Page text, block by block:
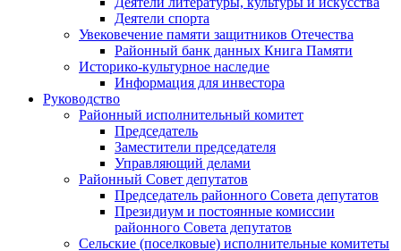
Деятели спорта
Увековечение памяти защитников Отечества
Районный банк данных Книга Памяти
Историко-культурное наследие
Информация для инвестора
Руководство
Районный исполнительный комитет
Председатель
Заместители председателя
Управляющий делами
Районный Совет депутатов
Председатель районного Совета депутатов
Президиум и постоянные комиссии
районного Совета депутатов
Сельские (поселковые) исполнительные комитеты